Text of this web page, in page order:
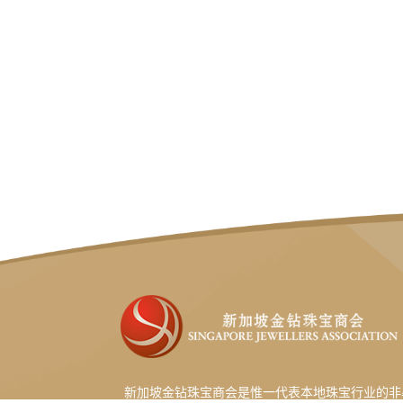
新加坡金钻珠宝商会是惟一代表本地珠宝行业的